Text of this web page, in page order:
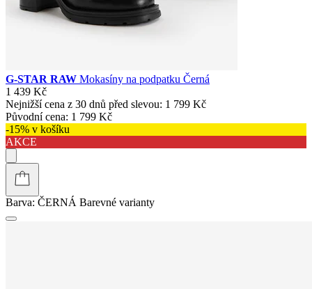
G-STAR RAW Mokasíny na podpatku Černá
1 439 Kč
Nejnižší cena z 30 dnů před slevou: 1 799 Kč
Původní cena: 1 799 Kč
-15% v košíku
AKCE
Barva: ČERNÁ Barevné varianty